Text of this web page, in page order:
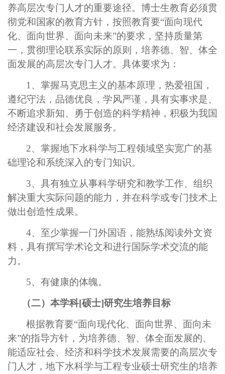
养高层次专门人才的重要途径。博士生教育必须贯
彻党和国家的教育方针，按照教育要“面向现代
化、面向世界、面向未来”的要求，坚持质量第
一，贯彻理论联系实际的原则，培养德、智、体全
面发展的高层次专门人才。具体要求为：
1、掌握马克思主义的基本原理，热爱祖国，
遵纪守法，品德优良，学风严谨，具有实事求是、
不断追求新知、勇于创造的科学精神，积极为我国
经济建设和社会发展服务。
2、掌握地下水科学与工程领域坚实宽广的基
础理论和系统深入的专门知识。
3、具有独立从事科学研究和教学工作、组织
解决重大实际问题的能力，并在科学或专门技术上
做出创造性成果。
4、 至少掌握一门外国语，能熟练阅读外文资
料，具有撰写学术论文和进行国际学术交流的能
力。
5、有健康的体魄。
（二）本学科[硕士]研究生培养目标
根据教育要“面向现代化、面向世界、面向未
来”的指导方针，为培养德、智、体全面发展的、
能适应社会、经济和科学技术发展需要的高层次专
门人才，地下水科学与工程专业硕士研究生的培养